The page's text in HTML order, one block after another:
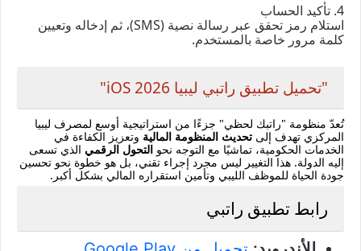
4. تأكيد الحساب
استلام رمز تحقق عبر رسالة نصية (SMS)، ثم إدخاله وتعيين
كلمة مرور خاصة بالمستخدم.
"تحميل تطبيق راتبي ليبيا 2026 iOS"
تُعدّ منظومة "راتبك لحظي" جزءًا من استراتيجية أوسع لمصرف ليبيا
المركزي تهدف إلى تحديث المنظومة المالية وتعزيز الكفاءة في
الخدمات الحكومية، تماشيًا مع التوجه نحو التحول الرقمي الذي تسعى
إليه الدولة. هذا التغيير ليس مجرد إجراء تقني، بل هو خطوة نحو تحسين
جودة الحياة للموظف الليبي وتأمين استقراره المالي بشكل أكبر.
رابط تطبيق راتبي